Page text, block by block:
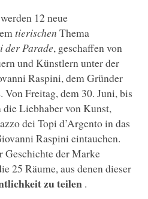
12 neue
tierischen Thema
der Parade, geschaffen von
und Künstlern unter der
Raspini, dem Gründer
Freitag, dem 30. Juni, bis
die Liebhaber von Kunst,
dei Topi d’Argento in das
Raspini eintauchen.
Geschichte der Marke
25 Räume, aus denen dieser
zu teilen .